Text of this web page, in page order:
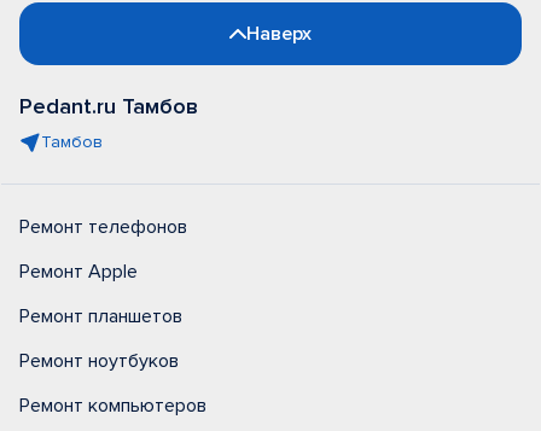
Наверх
Pedant.ru Тамбов
Тамбов
Ремонт телефонов
Ремонт Apple
Ремонт планшетов
Ремонт ноутбуков
Ремонт компьютеров